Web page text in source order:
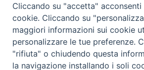
Copyright ©ITST
Cliccando su "accetta"
cookie. Cliccando su
maggiori informazioni sui cookie
personalizzare le tue preferenze.
"rifiuta" o chiudendo questa
la navigazione installando i soli